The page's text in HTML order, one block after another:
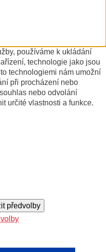
používáme k ukládání
technologie jako jsou
technologiemi nám umožní
při procházení nebo
nebo odvolání
určité vlastnosti a funkce.
předvolby